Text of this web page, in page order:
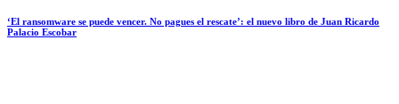
‘El ransomware se puede vencer. No pagues el rescate’: el nuevo libro de Juan Ricardo
Palacio Escobar